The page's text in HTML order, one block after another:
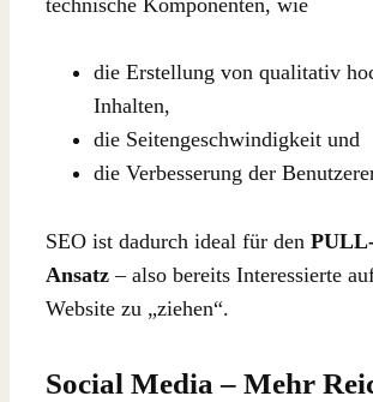
die Erstellung von qualitativ
Inhalten,
die Seitengeschwindigkeit und
die Verbesserung der
SEO ist dadurch ideal für den
Ansatz – also bereits Interessierte
Website zu „ziehen“.
Social Media – Mehr